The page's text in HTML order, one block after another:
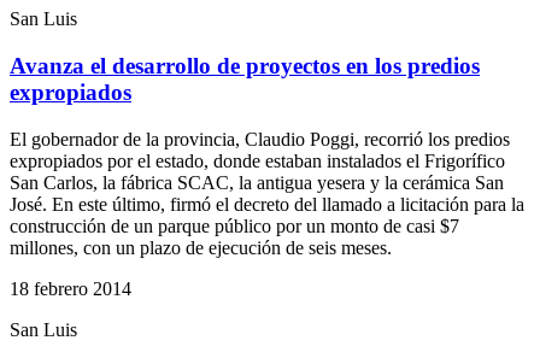
San Luis
Avanza el desarrollo de proyectos en los predios
expropiados
El gobernador de la provincia, Claudio Poggi, recorrió los predios
expropiados por el estado, donde estaban instalados el Frigorífico
San Carlos, la fábrica SCAC, la antigua yesera y la cerámica San
José. En este último, firmó el decreto del llamado a licitación para la
construcción de un parque público por un monto de casi $7
millones, con un plazo de ejecución de seis meses.
18 febrero 2014
San Luis